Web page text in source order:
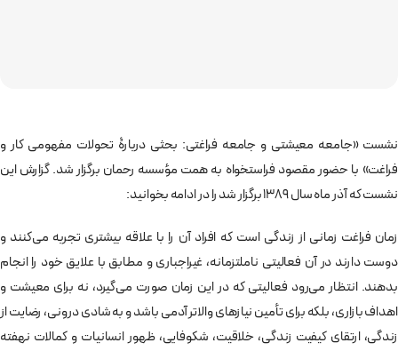
نشست «جامعه معیشتی و جامعه فراغتی: بحثی دربارۀ تحولات مفهومی کار و
فراغت» با حضور مقصود فراستخواه به همت مؤسسه رحمان برگزار شد. گزارش این
نشست که آذر ماه سال 1389 برگزار شد را در ادامه بخوانید:
زمان فراغت زمانی از زندگی است که افراد آن را با علاقه بیشتری تجربه می­‌کنند و
دوست دارند در آن فعالیتی ناملتزمانه، غیراجباری و مطابق با علایق خود را انجام
بدهند. انتظار می‌رود فعالیتی که در این زمان صورت می­‌گیرد، نه برای معیشت و
اهداف بازاری، بلکه برای تأمین نیازهای والاتر آدمی باشد و به شادی درونی، رضایت از
زندگی، ارتقای کیفیت زندگی، خلاقیت، شکوفایی، ظهور انسانیات و کمالات نهفته